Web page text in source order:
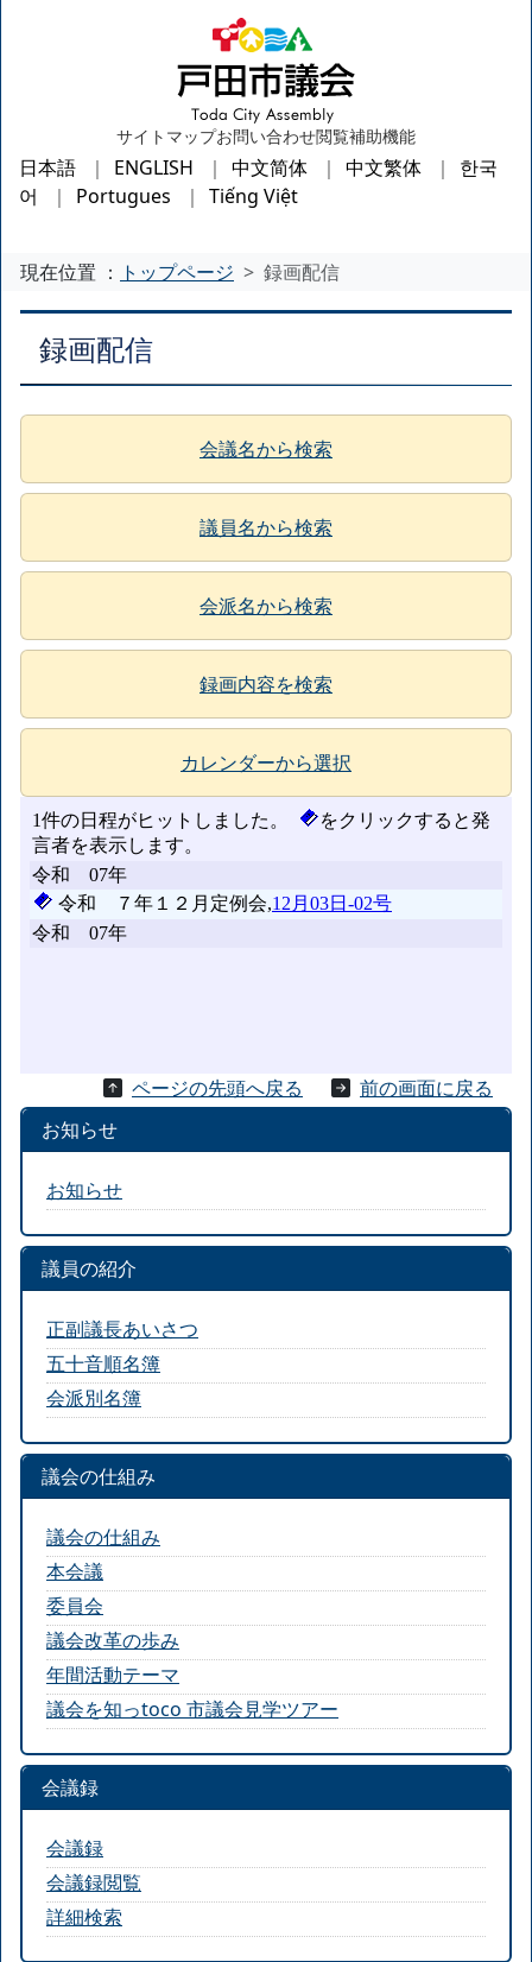
サイトマップお問い合わせ閲覧補助機能
日本語 ENGLISH 中文简体 中文繁体
한국
어
Portugues Tiếng Việt
現在位置 ： トップページ 録画配信
録画配信
会議名から検索
議員名から検索
会派名から検索
録画内容を検索
カレンダーから選択
ページの先頭へ戻る
前の画面に戻る
お知らせ
お知らせ
議員の紹介
正副議長あいさつ
五十音順名簿
会派別名簿
議会の仕組み
議会の仕組み
本会議
委員会
議会改革の歩み
年間活動テーマ
議会を知っtoco 市議会見学ツアー
会議録
会議録
会議録閲覧
詳細検索